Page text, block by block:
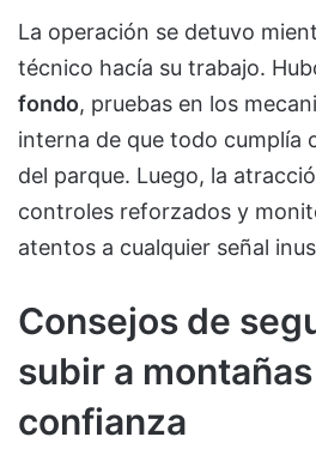
La operación se detuvo
técnico hacía su trabajo.
fondo, pruebas en los
interna de que todo cumplía
del parque. Luego, la
controles reforzados y
atentos a cualquier señal
Consejos de
subir a
confianza